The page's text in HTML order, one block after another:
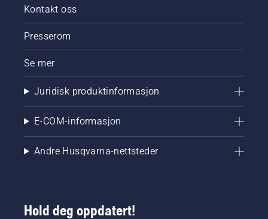
Kontakt oss
Presserom
Se mer
Juridisk produktinformasjon
E-COM-informasjon
Andre Husqvarna-nettsteder
Hold deg oppdatert!